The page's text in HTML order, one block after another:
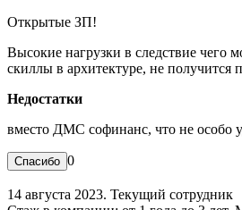
Открытые ЗП!
Высокие нагрузки в следствие чего
скиллы в архитектуре, не получится
Недостатки
вместо ДМС софинанс, что не особо
0
14 августа 2023. Текущий сотрудник